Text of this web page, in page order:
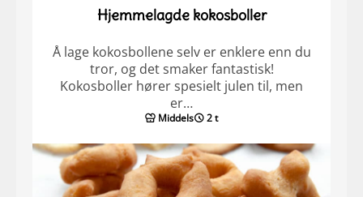
Hjemmelagde kokosboller
Å lage kokosbollene selv er enklere enn du
tror, og det smaker fantastisk!
Kokosboller hører spesielt julen til, men
er…
Middels 2 t